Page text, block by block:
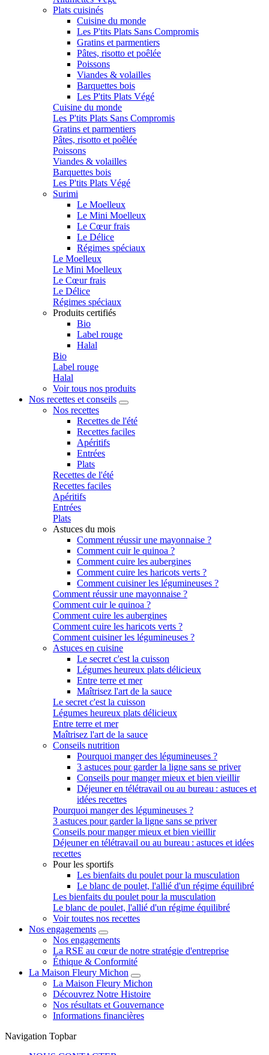
Plats cuisinés
Cuisine du monde
Les P'tits Plats Sans Compromis
Gratins et parmentiers
Pâtes, risotto et poêlée
Poissons
Viandes & volailles
Barquettes bois
Les P'tits Plats Végé
Cuisine du monde
Les P'tits Plats Sans Compromis
Gratins et parmentiers
Pâtes, risotto et poêlée
Poissons
Viandes & volailles
Barquettes bois
Les P'tits Plats Végé
Surimi
Le Moelleux
Le Mini Moelleux
Le Cœur frais
Le Délice
Régimes spéciaux
Le Moelleux
Le Mini Moelleux
Le Cœur frais
Le Délice
Régimes spéciaux
Produits certifiés
Bio
Label rouge
Halal
Bio
Label rouge
Halal
Voir tous nos produits
Nos recettes et conseils
Nos recettes
Recettes de l'été
Recettes faciles
Apéritifs
Entrées
Plats
Recettes de l'été
Recettes faciles
Apéritifs
Entrées
Plats
Astuces du mois
Comment réussir une mayonnaise ?
Comment cuir le quinoa ?
Comment cuire les aubergines
Comment cuire les haricots verts ?
Comment cuisiner les légumineuses ?
Comment réussir une mayonnaise ?
Comment cuir le quinoa ?
Comment cuire les aubergines
Comment cuire les haricots verts ?
Comment cuisiner les légumineuses ?
Astuces en cuisine
Le secret c'est la cuisson
Légumes heureux plats délicieux
Entre terre et mer
Maîtrisez l'art de la sauce
Le secret c'est la cuisson
Légumes heureux plats délicieux
Entre terre et mer
Maîtrisez l'art de la sauce
Conseils nutrition
Pourquoi manger des légumineuses ?
3 astuces pour garder la ligne sans se priver
Conseils pour manger mieux et bien vieillir
Déjeuner en télétravail ou au bureau : astuces et
idées recettes
Pourquoi manger des légumineuses ?
3 astuces pour garder la ligne sans se priver
Conseils pour manger mieux et bien vieillir
Déjeuner en télétravail ou au bureau : astuces et idées
recettes
Pour les sportifs
Les bienfaits du poulet pour la musculation
Le blanc de poulet, l'allié d'un régime équilibré
Les bienfaits du poulet pour la musculation
Le blanc de poulet, l'allié d'un régime équilibré
Voir toutes nos recettes
Nos engagements
Nos engagements
La RSE au cœur de notre stratégie d'entreprise
Éthique & Conformité
La Maison Fleury Michon
La Maison Fleury Michon
Découvrez Notre Histoire
Nos résultats et Gouvernance
Informations financières
Navigation Topbar